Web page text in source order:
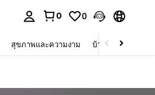
0 0
สุขภาพและความงาม บ้านและที่อยู่อาศัย